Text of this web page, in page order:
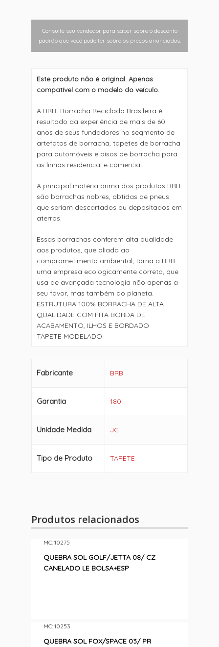
Consulte seu vendedor para saber sobre o desconto
padrão que você pode ter sobre os preços anunciados.
Este produto não é original. Apenas
compatível com o modelo do veículo.
A BRB  Borracha Reciclada Brasileira é
resultado da experiência de mais de 60
anos de seus fundadores no segmento de
artefatos de borracha, tapetes de borracha
para automóveis e pisos de borracha para
as linhas residencial e comercial.
A principal matéria prima dos produtos BRB
são borrachas nobres, obtidas de pneus
que seriam descartados ou depositados em
aterros.
Essas borrachas conferem alta qualidade
aos produtos, que aliada ao
comprometimento ambiental, torna a BRB
uma empresa ecologicamente correta, que
usa de avançada tecnologia não apenas a
seu favor, mas também do planeta.
ESTRUTURA 100% BORRACHA DE ALTA
QUALIDADE COM FITA BORDA DE
ACABAMENTO, ILHOS E BORDADO
TAPETE MODELADO.
Fabricante BRB
Garantia 180
Unidade Medida JG
Tipo de Produto TAPETE
Produtos relacionados
QUEBRA SOL GOLF/JETTA 08/ CZ
CANELADO LE BOLSA+ESP
MC: 10275
QUEBRA SOL FOX/SPACE 03/ PR
MC: 10253